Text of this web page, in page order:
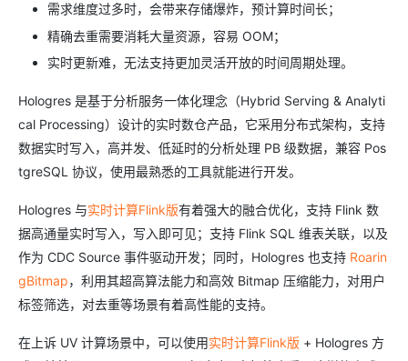
需求维度过多时，会带来存储爆炸，预计算时间长；
精确去重需要消耗大量资源，容易 OOM；
实时更新难，无法支持更加灵活开放的时间周期处理。
Hologres 是基于分析服务一体化理念（Hybrid Serving & Analyti
cal Processing）设计的实时数仓产品，它采用分布式架构，支持
数据实时写入，高并发、低延时的分析处理 PB 级数据，兼容 Pos
tgreSQL 协议，使用最熟悉的工具就能进行开发。
Hologres 与实时计算Flink版有着强大的融合优化，支持 Flink 数
据高通量实时写入，写入即可见；支持 Flink SQL 维表关联，以及
作为 CDC Source 事件驱动开发；同时，Hologres 也支持 Roarin
gBitmap，利用其超高算法能力和高效 Bitmap 压缩能力，对用户
标签筛选，对去重等场景有着高性能的支持。
在上诉 UV 计算场景中，可以使用实时计算Flink版 + Hologres 方